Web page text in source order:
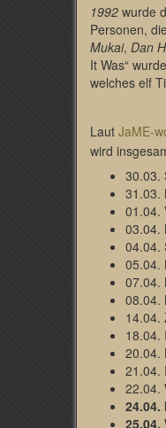
1992 wurde
Personen,
Mukai, Dan
It Was“ wurde
welches elf
Laut JaME-
wird
30.03.
31.03.
01.04.
03.04.
04.04.
05.04.
07.04.
08.04.
14.04.
18.04.
20.04.
21.04.
22.04.